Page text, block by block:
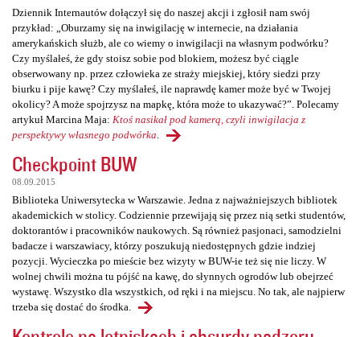
Dziennik Internautów dołączył się do naszej akcji i zgłosił nam swój
przykład: „Oburzamy się na inwigilację w internecie, na działania
amerykańskich służb, ale co wiemy o inwigilacji na własnym podwórku?
Czy myślałeś, że gdy stoisz sobie pod blokiem, możesz być ciągle
obserwowany np. przez człowieka ze straży miejskiej, który siedzi przy
biurku i pije kawę? Czy myślałeś, ile naprawdę kamer może być w Twojej
okolicy? A może spojrzysz na mapkę, która może to ukazywać?”. Polecamy
artykuł Marcina Maja: Ktoś nasikał pod kamerą, czyli inwigilacja z
perspektywy własnego podwórka
Checkpoint BUW
08.09.2015
Biblioteka Uniwersytecka w Warszawie. Jedna z najważniejszych bibliotek
akademickich w stolicy. Codziennie przewijają się przez nią setki studentów,
doktorantów i pracowników naukowych. Są również pasjonaci, samodzielni
badacze i warszawiacy, którzy poszukują niedostępnych gdzie indziej
pozycji. Wycieczka po mieście bez wizyty w BUW-ie też się nie liczy. W
wolnej chwili można tu pójść na kawę, do słynnych ogrodów lub obejrzeć
wystawę. Wszystko dla wszystkich, od ręki i na miejscu. No tak, ale najpierw
trzeba się dostać do środka.